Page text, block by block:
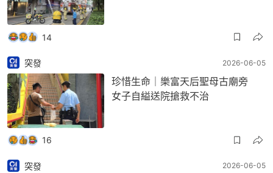
14
突發 2026-06-05
珍惜生命｜樂富天后聖母古廟旁
女子自縊送院搶救不治
16
突發 2026-06-05